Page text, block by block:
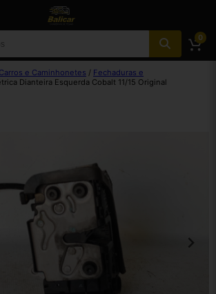
0
e Caminhonetes / Fechaduras e
Dianteira Esquerda Cobalt 11/15 Original